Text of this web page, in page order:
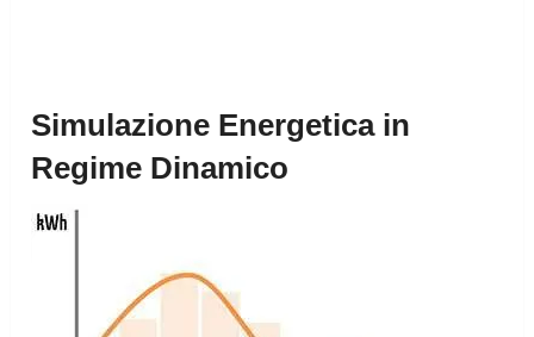
Simulazione Energetica in
Regime Dinamico